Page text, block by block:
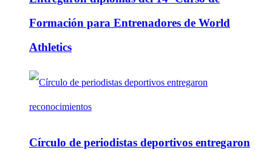
Formación para Entrenadores de World
Athletics
Círculo de periodistas deportivos entregaron